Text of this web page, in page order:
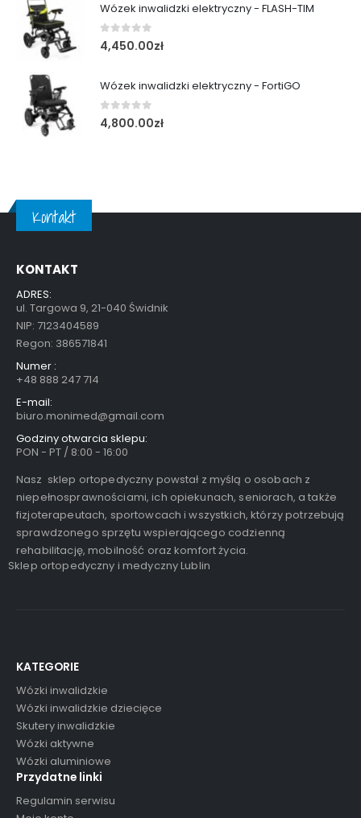
Wózek inwalidzki elektryczny - FLASH-TIM
0out of 5
4,450.00zł
Wózek inwalidzki elektryczny - FortiGO
0out of 5
4,800.00zł
Kontakt
KONTAKT
ADRES:
ul. Targowa 9, 21-040 Świdnik
NIP: 7123404589
Regon: 386571841
Numer :
+48 888 247 714
E-mail:
biuro.monimed@gmail.com
Godziny otwarcia sklepu:
PON - PT / 8:00 - 16:00
Nasz sklep ortopedyczny powstał z myślą o osobach z
niepełnosprawnościami, ich opiekunach, seniorach, a także
fizjoterapeutach, sportowcach i wszystkich, którzy potrzebują
sprawdzonego sprzętu wspierającego codzienną
rehabilitację, mobilność oraz komfort życia.
Sklep ortopedyczny i medyczny Lublin
KATEGORIE
Wózki inwalidzkie
Wózki inwalidzkie dziecięce
Skutery inwalidzkie
Wózki aktywne
Wózki aluminiowe
Przydatne linki
Regulamin serwisu